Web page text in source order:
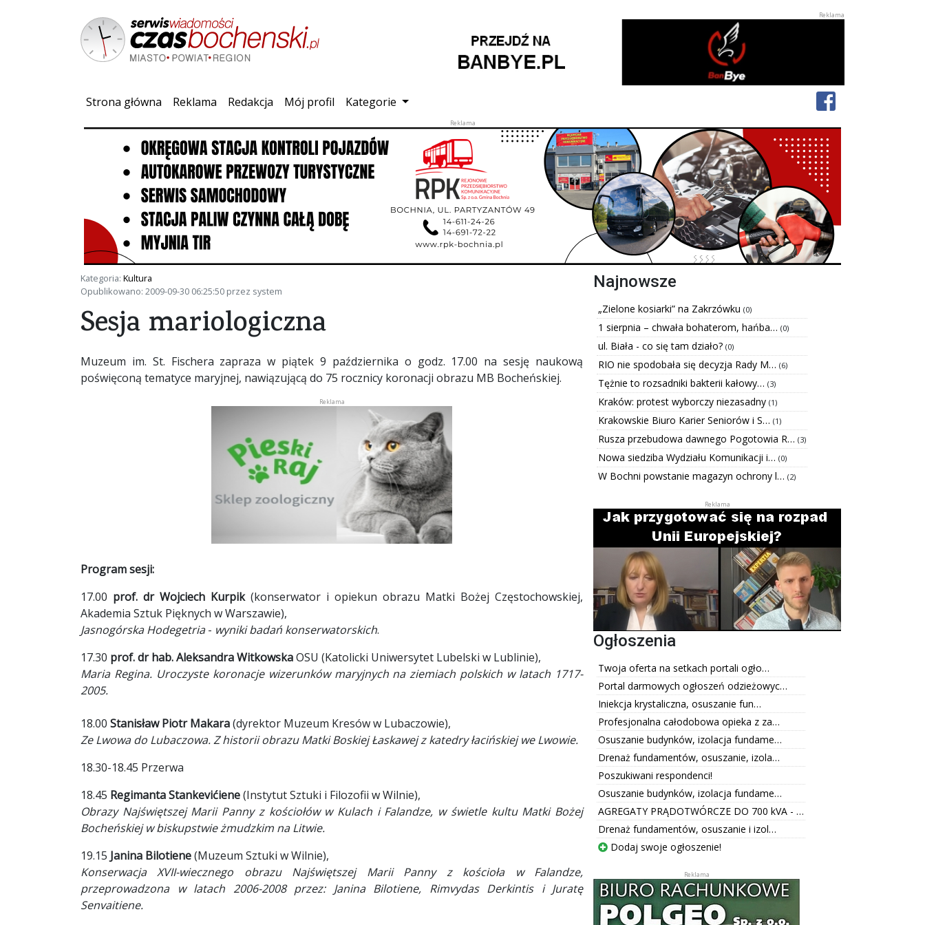
Strona główna (current)
Reklama Redakcja Mój profil Kategorie
Kategoria: Kultura
Opublikowano: 2009-09-30 06:25:50 przez system
Sesja mariologiczna
Muzeum im. St. Fischera zapraza w piątek 9 października o godz. 17.00 na sesję naukową
poświęconą tematyce maryjnej, nawiązującą do 75 rocznicy koronacji obrazu MB Bocheńskiej.
Program sesji:
17.00 prof. dr Wojciech Kurpik(konserwator i opiekun obrazu Matki Bożej Częstochowskiej,
Akademia Sztuk Pięknych w Warszawie),
Jasnogórska Hodegetria- wyniki badań konserwatorskich.
17.30 prof. dr hab. Aleksandra WitkowskaOSU (Katolicki Uniwersytet Lubelski w Lublinie),
Maria Regina. Uroczyste koronacje wizerunków maryjnych na ziemiach polskich w latach 1717-
2005.
18.00 Stanisław Piotr Makara(dyrektor Muzeum Kresów w Lubaczowie),
Ze Lwowa do Lubaczowa. Z historii obrazu Matki Boskiej Łaskawej z katedry łacińskiej we Lwowie.
18.30-18.45 Przerwa
18.45 Regimanta Stankevićiene(Instytut Sztuki i Filozofii w Wilnie),
Obrazy Najświętszej Marii Panny z kościołów w Kulach i Falandze, w świetle kultu Matki Bożej
Bocheńskiej w biskupstwie żmudzkim na Litwie.
19.15 Janina Bilotiene(Muzeum Sztuki w Wilnie),
Konserwacja XVII-wiecznego obrazu Najświętszej Marii Panny z kościoła w Falandze,
przeprowadzona w latach 2006-2008 przez: Janina Bilotiene, Rimvydas Derkintis i Juratę
Senvaitiene.
Najnowsze
„Zielone kosiarki” na Zakrzówku (0)
1 sierpnia – chwała bohaterom, hańba… (0)
ul. Biała - co się tam działo? (0)
RIO nie spodobała się decyzja Rady M… (6)
Tężnie to rozsadniki bakterii kałowy… (3)
Kraków: protest wyborczy niezasadny (1)
Krakowskie Biuro Karier Seniorów i S… (1)
Rusza przebudowa dawnego Pogotowia R… (3)
Nowa siedziba Wydziału Komunikacji i… (0)
W Bochni powstanie magazyn ochrony l… (2)
Ogłoszenia
Twoja oferta na setkach portali ogło…
Portal darmowych ogłoszeń odzieżowyc…
Iniekcja krystaliczna, osuszanie fun…
Profesjonalna całodobowa opieka z za…
Osuszanie budynków, izolacja fundame…
Drenaż fundamentów, osuszanie, izola…
Poszukiwani respondenci!
Osuszanie budynków, izolacja fundame…
AGREGATY PRĄDOTWÓRCZE DO 700 kVA - …
Drenaż fundamentów, osuszanie i izol…
Dodaj swoje ogłoszenie!